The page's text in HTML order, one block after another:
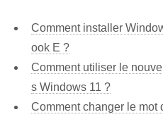
Comment installer
ook E ?
Comment utiliser le
s Windows 11 ?
Comment changer le mot